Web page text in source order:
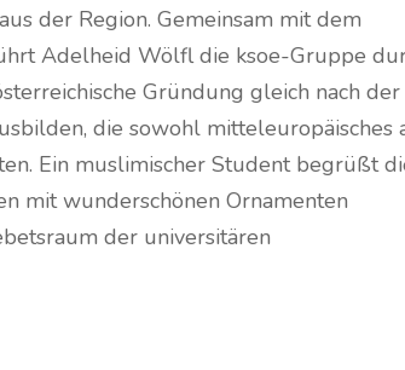
der Region. Gemeinsam mit dem
Adelheid Wölfl die ksoe-Gruppe
Gründung gleich nach der
die sowohl mitteleuropäisches
Ein muslimischer Student begrüßt
mit wunderschönen Ornamenten
der universitären